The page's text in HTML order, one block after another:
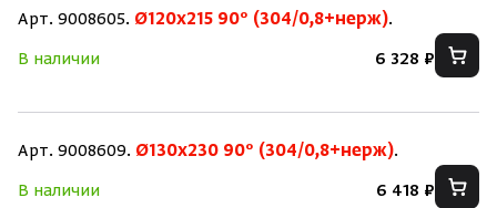
Арт. 9008605. Ø120х215 90° (304/0,8+нерж).
В наличии
6 328 ₽
Арт. 9008609. Ø130х230 90° (304/0,8+нерж).
В наличии
6 418 ₽